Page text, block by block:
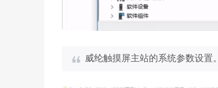
威纶触摸屏主站的系统参数设置。